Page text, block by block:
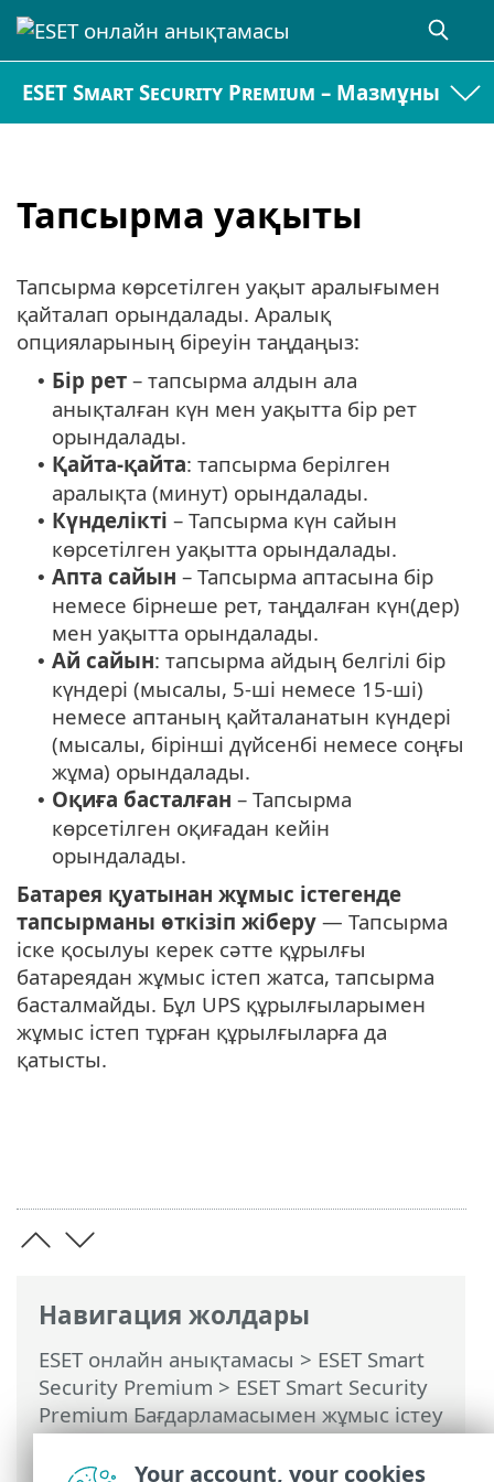
ESET Smart Security Premium – Мазмұны
Тапсырма уақыты
Навигация жолдары
ESET онлайн анықтамасы > ESET Smart
Security Premium > ESET Smart Security
Premium Бағдарламасымен жұмыс істеу
>Құралдар>Жоспарлағыш> Диалог
терезелері - Жоспарлағыш > Тапсырма
Тапсырма көрсетілген уақыт аралығымен
қайталап орындалады. Аралық
опцияларының біреуін таңдаңыз:
• Бір рет – тапсырма алдын ала
анықталған күн мен уақытта бір рет
орындалады.
• Қайта-қайта: тапсырма берілген
аралықта (минут) орындалады.
• Күнделікті – Тапсырма күн сайын
көрсетілген уақытта орындалады.
• Апта сайын – Тапсырма аптасына бір
немесе бірнеше рет, таңдалған күн(дер)
мен уақытта орындалады.
• Ай сайын: тапсырма айдың белгілі бір
күндері (мысалы, 5-ші немесе 15-ші)
немесе аптаның қайталанатын күндері
(мысалы, бірінші дүйсенбі немесе соңғы
жұма) орындалады.
• Оқиға басталған – Тапсырма
көрсетілген оқиғадан кейін
орындалады.
Батарея қуатынан жұмыс істегенде
тапсырманы өткізіп жіберу — Тапсырма
іске қосылуы керек сәтте құрылғы
батареядан жұмыс істеп жатса, тапсырма
басталмайды. Бұл UPS құрылғыларымен
жұмыс істеп тұрған құрылғыларға да
қатысты.
Your account, your cookies